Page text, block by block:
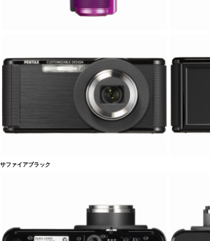
サファイアブラック